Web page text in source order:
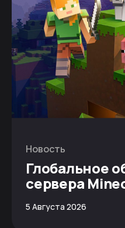
Новость
Глобальное
сервера
5 Августа 2026